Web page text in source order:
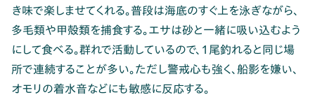
き味で楽しませてくれる。普段は海底のすぐ上を泳ぎながら、
多毛類や甲殻類を捕食する。エサは砂と一緒に吸い込むよう
にして食べる。群れで活動しているので、1尾釣れると同じ場
所で連続することが多い。ただし警戒心も強く、船影を嫌い、
オモリの着水音などにも敏感に反応する。